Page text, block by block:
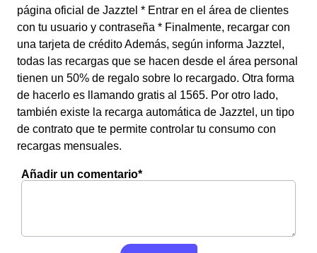
página oficial de Jazztel * Entrar en el área de clientes
con tu usuario y contraseña * Finalmente, recargar con
una tarjeta de crédito Además, según informa Jazztel,
todas las recargas que se hacen desde el área personal
tienen un 50% de regalo sobre lo recargado. Otra forma
de hacerlo es llamando gratis al 1565. Por otro lado,
también existe la recarga automática de Jazztel, un tipo
de contrato que te permite controlar tu consumo con
recargas mensuales.
Añadir un comentario*